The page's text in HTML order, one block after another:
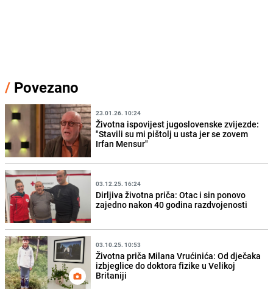
/ Povezano
23.01.26. 10:24
Životna ispovijest jugoslovenske zvijezde:
"Stavili su mi pištolj u usta jer se zovem
Irfan Mensur"
03.12.25. 16:24
Dirljiva životna priča: Otac i sin ponovo
zajedno nakon 40 godina razdvojenosti
03.10.25. 10:53
Životna priča Milana Vrućinića: Od dječaka
izbjeglice do doktora fizike u Velikoj
Britaniji